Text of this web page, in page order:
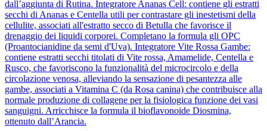
dall’aggiunta di Rutina. Integratore Ananas Cell: contiene gli estratti
secchi di Ananas e Centella utili per contrastare gli inestetismi della
cellulite, associati all'estratto secco di Betulla che favorisce il
drenaggio dei liquidi corporei. Completano la formula gli OPC
(Proantocianidine da semi d'Uva). Integratore Vite Rossa Gambe:
contiene estratti secchi titolati di Vite rossa, Amamelide, Centella e
Rusco, che favoriscono la funzionalità del microcircolo e della
circolazione venosa, alleviando la sensazione di pesantezza alle
gambe, associati a Vitamina C (da Rosa canina) che contribuisce alla
normale produzione di collagene per la fisiologica funzione dei vasi
sanguigni. Arricchisce la formula il bioflavonoide Diosmina,
ottenuto dall’Arancia.